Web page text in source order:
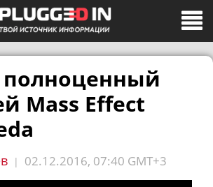
Mass Effect
| 02.12.2016, 07:40 GMT+3